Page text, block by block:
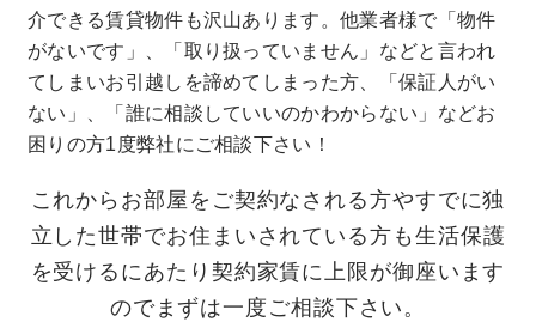
介できる賃貸物件も沢山あります。他業者様で「物件
がないです」、「取り扱っていません」などと言われ
てしまいお引越しを諦めてしまった方、「保証人がい
ない」、「誰に相談していいのかわからない」などお
困りの方1度弊社にご相談下さい！
これからお部屋をご契約なされる方やすでに独
立した世帯でお住まいされている方も 生活保護
を受けるにあたり契約家賃に上限が御座います
のでまずは一度ご相談下さい。